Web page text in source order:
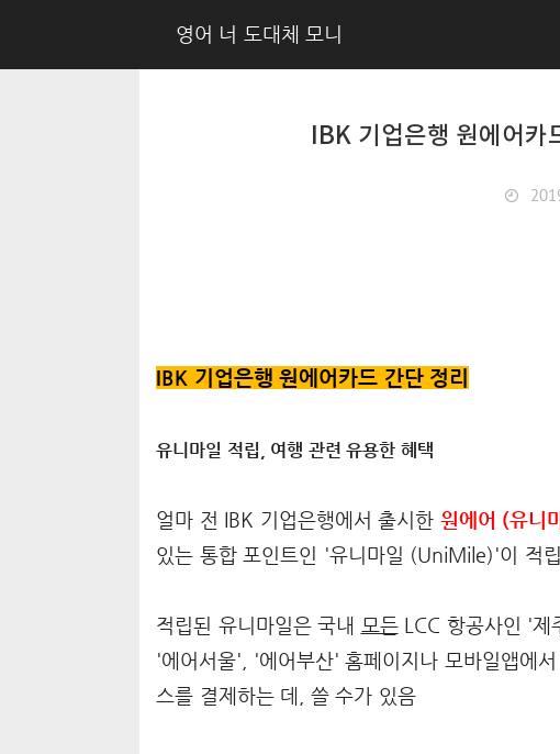
영어 너 도대체 모니
IBK 기업은행 원에어
IBK 기업은행 원에어카드 간단 정리
유니마일 적립, 여행 관련 유용한 혜택
얼마 전 IBK 기업은행에서 출시한 원에어 (유니
있는 통합 포인트인 '유니마일 (UniMile)'이 적
적립된 유니마일은 국내 모든LCC 항공사인 '제
'에어서울', '에어부산' 홈페이지나 모바일앱에
스를 결제하는 데, 쓸 수가 있음